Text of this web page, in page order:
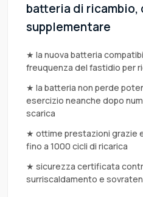
batteria di ricambio,
supplementare
★ la nuova batteria
freuquenza del fastidio per
★ la batteria non perde
esercizio neanche dopo
scarica
★ ottime prestazioni grazie
fino a 1000 cicli di ricarica
★ sicurezza certificata
surriscaldamento e